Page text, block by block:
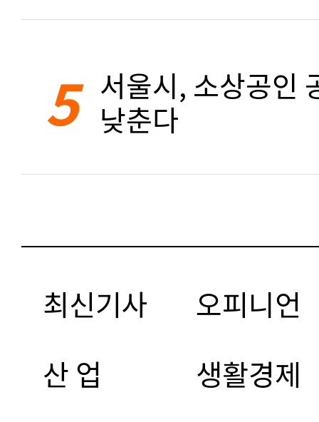
5 서울시, 소상공인
낮춘다
최신기사
오피니언
산 업
생활경제